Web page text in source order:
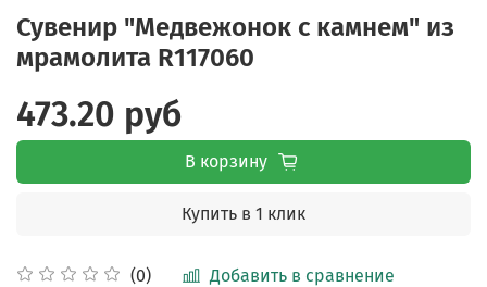
Сувенир "Медвежонок с камнем" из
мрамолита R117060
(0) Добавить в сравнение
473.20 руб
В корзину
Купить в 1 клик